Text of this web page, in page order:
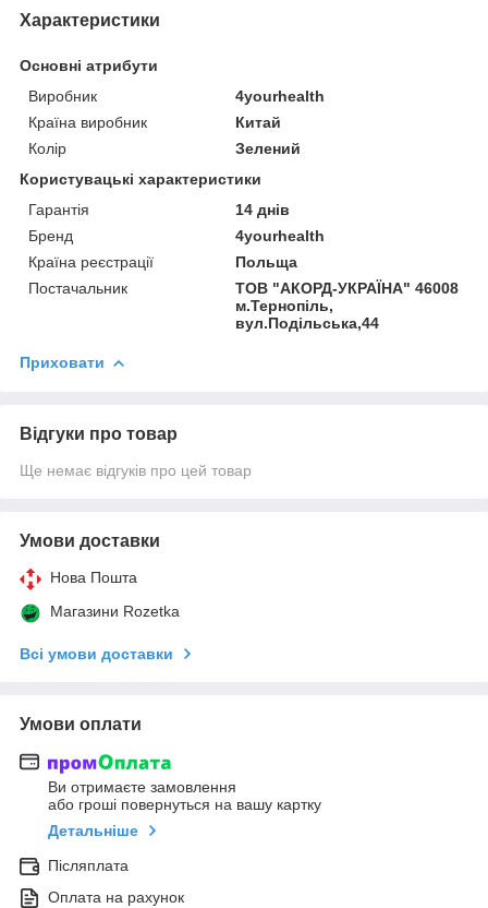
Характеристики
Основні атрибути
Виробник
4yourhealth
Країна виробник
Китай
Колір
Зелений
Користувацькi характеристики
Гарантія
14 днів
Бренд
4yourhealth
Країна реєстрації
Польща
Постачальник
ТОВ "АКОРД-УКРАЇНА" 46008
м.Тернопіль,
вул.Подільська,44
Приховати
Відгуки про товар
Ще немає відгуків про цей товар
Умови доставки
Нова Пошта
Магазини Rozetka
Всі умови доставки
Умови оплати
Ви отримаєте замовлення
або гроші повернуться на вашу картку
Детальніше
Післяплата
Оплата на рахунок